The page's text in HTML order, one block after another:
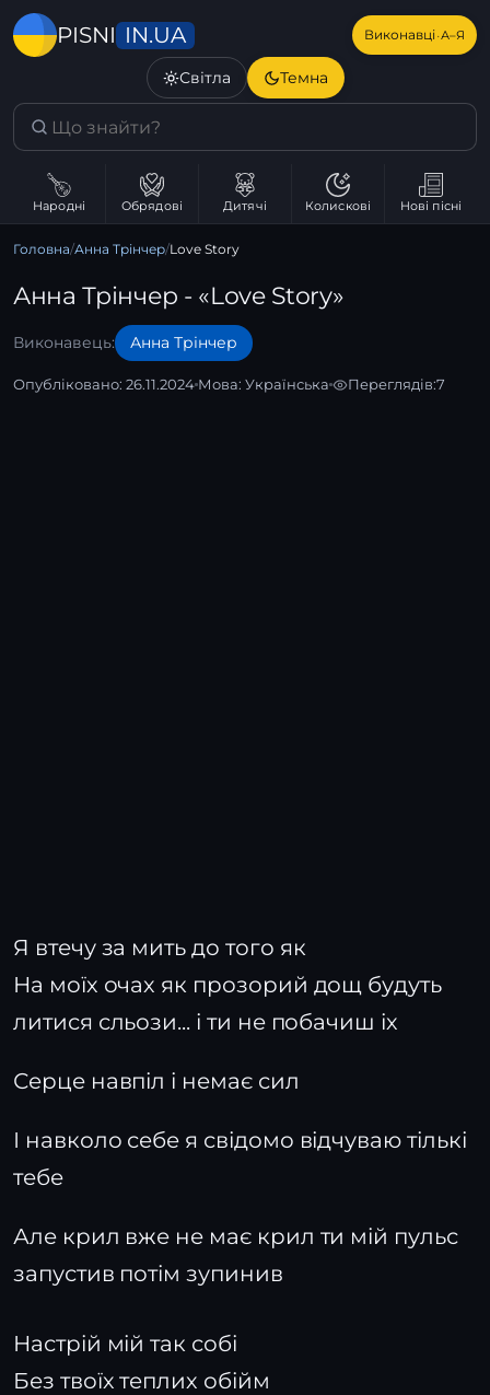
PISNI IN.UA Виконавці·А–Я
Світла Темна
Народні Обрядові Дитячі Колискові Нові пісні
Головна/Анна Трінчер/Love Story
Анна Трінчер - «Love Story»
Виконавець: Анна Трінчер
Опубліковано: 26.11.2024 Мова: Українська Переглядів:7
Я втечу за мить до того як
На моїх очах як прозорий дощ будуть
литися сльози... і ти не побачиш іх
Серце навпіл і немає сил
І навколо себе я свідомо відчуваю тількі
тебе
Але крил вже не має крил ти мій пульс
запустив потім зупинив
Настрій мій так собі
Без твоїх теплих обійм